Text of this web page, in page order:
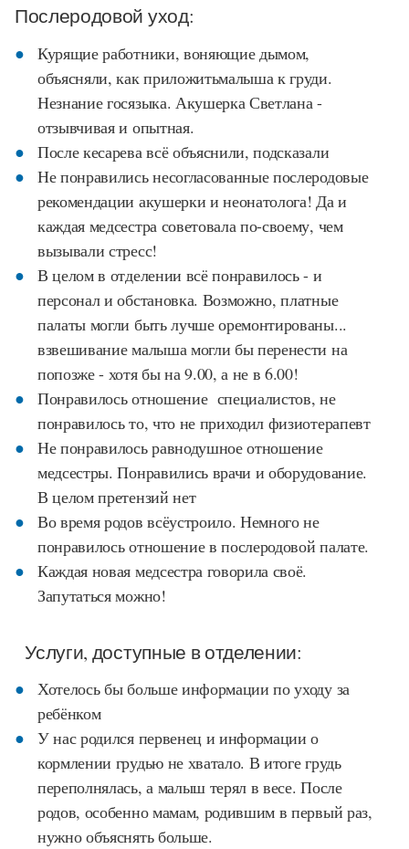
Послеродовой уход:
Курящие работники, воняющие дымом,
объясняли, как приложитьмалыша к груди.
Незнание госязыка. Акушерка Светлана -
отзывчивая и опытная.
После кесарева всё объяснили, подсказали
Не понравились несогласованные послеродовые
рекомендации акушерки и неонатолога! Да и
каждая медсестра советовала по-своему, чем
вызывали стресс!
В целом в отделении всё понравилось - и
персонал и обстановка. Возможно, платные
палаты могли быть лучше оремонтированы...
взвешивание малыша могли бы перенести на
попозже - хотя бы на 9.00, а не в 6.00!
Понравилось отношение специалистов, не
понравилось то, что не приходил физиотерапевт
Не понравилось равнодушное отношение
медсестры. Понравились врачи и оборудование.
В целом претензий нет
Во время родов всёустроило. Немного не
понравилось отношение в послеродовой палате.
Каждая новая медсестра говорила своё.
Запутаться можно!
Услуги, доступные в отделении:
Хотелось бы больше информации по уходу за
ребёнком
У нас родился первенец и информации о
кормлении грудью не хватало. В итоге грудь
переполнялась, а малыш терял в весе. После
родов, особенно мамам, родившим в первый раз,
нужно объяснять больше.